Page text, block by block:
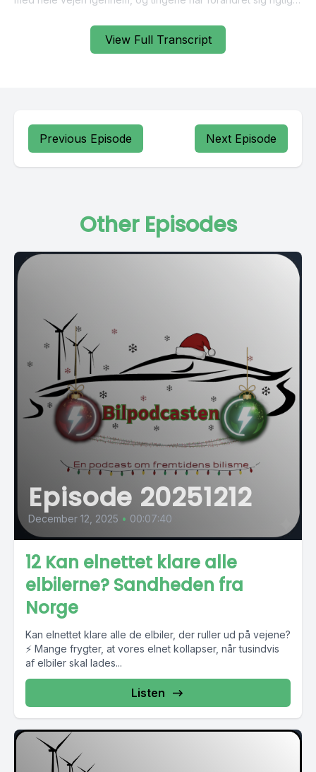
View Full Transcript
Previous Episode Next Episode
Other Episodes
Episode 20251212
December 12, 2025 • 00:07:40
12 Kan elnettet klare alle
elbilerne? Sandheden fra
Norge
Kan elnettet klare alle de elbiler, der ruller ud på vejene?
⚡ Mange frygter, at vores elnet kollapser, når tusindvis
af elbiler skal lades...
Listen